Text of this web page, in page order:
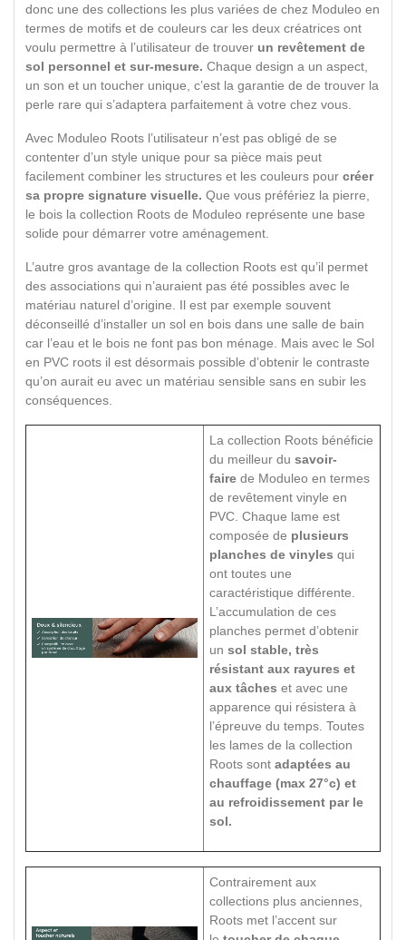
donc une des collections les plus variées de chez Moduleo en
termes de motifs et de couleurs car les deux créatrices ont
voulu permettre à l’utilisateur de trouver un revêtement de
sol personnel et sur-mesure. Chaque design a un aspect,
un son et un toucher unique, c’est la garantie de de trouver la
perle rare qui s’adaptera parfaitement à votre chez vous.
Avec Moduleo Roots l’utilisateur n’est pas obligé de se
contenter d’un style unique pour sa pièce mais peut
facilement combiner les structures et les couleurs pour créer
sa propre signature visuelle. Que vous préfériez la pierre,
le bois la collection Roots de Moduleo représente une base
solide pour démarrer votre aménagement.
L’autre gros avantage de la collection Roots est qu’il permet
des associations qui n’auraient pas été possibles avec le
matériau naturel d’origine. Il est par exemple souvent
déconseillé d’installer un sol en bois dans une salle de bain
car l’eau et le bois ne font pas bon ménage. Mais avec le Sol
en PVC roots il est désormais possible d’obtenir le contraste
qu’on aurait eu avec un matériau sensible sans en subir les
conséquences.
La collection Roots bénéficie
du meilleur du savoir-
faire de Moduleo en termes
de revêtement vinyle en
PVC. Chaque lame est
composée de plusieurs
planches de vinyles qui
ont toutes une
caractéristique différente.
L’accumulation de ces
planches permet d’obtenir
un sol stable, très
résistant aux rayures et
aux tâches et avec une
apparence qui résistera à
l’épreuve du temps. Toutes
les lames de la collection
Roots sont adaptées au
chauffage (max 27°c) et
au refroidissement par le
sol.
Contrairement aux
collections plus anciennes,
Roots met l’accent sur